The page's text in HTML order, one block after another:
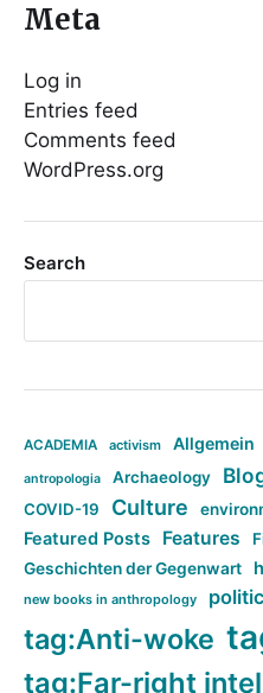
Meta
Log in
Entries feed
Comments feed
WordPress.org
Search
ACADEMIA activism Allgemein
antropologia Archaeology
COVID-19 Culture
Featured Posts Features
Geschichten der Gegenwart
new books in anthropology
tag:Anti-woke
tag:Far-right